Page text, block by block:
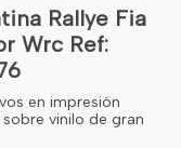
Rallye Fia
Wrc Ref:
en impresión
vinilo de gran